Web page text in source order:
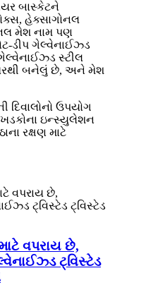
બાસ્કેટને
હેક્સાગોનલ
મેશ નામ પણ
ડીપ ગેલ્વેનાઈઝ્ડ
સ્ટીલ
બનેલું છે, અને મેશ
દિવાલોનો ઉપયોગ
ખડકોના ઇન્સ્યુલેશન
રક્ષણ માટે
વપરાય છે,
ટ્વિસ્ટેડ